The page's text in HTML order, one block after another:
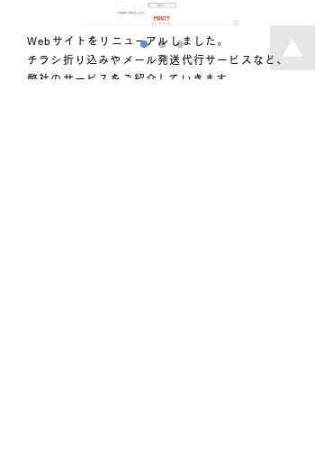
Webサイトをリニューアルしました。
チラシ折り込みやメール発送代行サービスなど、
弊社のサービスをご紹介していきます。